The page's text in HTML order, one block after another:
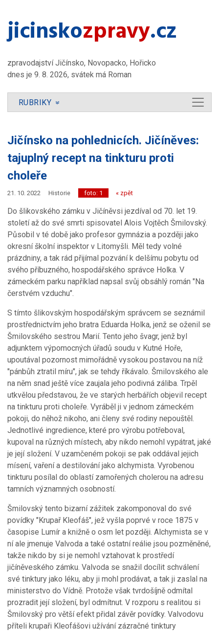
jicinsko​zpravy.cz
zpravodajství Jičínsko, Novopacko, Hořicko
dnes je 9. 8. 2026, svátek má Roman
RUBRIKY »
Jičínsko na pohlednicích. Jičíněves:
tajuplný recept na tinkturu proti
choleře
21. 10. 2022 Historie foto: 1 « zpět
Do šlikovského zámku v Jičíněvsi jezdíval od 70. let 19.
století až do své smrti spisovatel Alois Vojtěch Šmilovský.
Působil v té době jako profesor gymnázia a později jako
okresní školní inspektor v Litomyšli. Měl tedy volné
prázdniny, a tak rád přijímal pozvání k delšímu pobytu od
svého příbuzného, hospodářského správce Holka. V
zámeckém parku například napsal svůj obsáhlý román "Na
čerstvém vzduchu".
S tímto šlikovským hospodářským správcem se seznámil
prostřednictvím jeho bratra Eduarda Holka, jenž se oženil se
Šmilovského sestrou Marií. Tento jeho švagr, jenž byl
adjunktem výpomocných úřadů soudu v Kutné Hoře,
upoutával pozornost mimořádně vysokou postavou na níž
"pánbůh ztratil míru", jak se tehdy říkávalo. Šmilovského ale
na něm snad ještě více zaujala jeho podivná záliba. Trpěl
utkvělou představou, že ve starých herbářích objevil recept
na tinkturu proti choleře. Vyráběl ji v jednom zámeckém
pokoji, do něhož nikoho, ani členy své rodiny nepouštěl.
Jednotlivé ingredience, které pro výrobu potřeboval,
kupoval na různých místech, aby nikdo nemohl vypátrat, jaké
je její složení. V uzamčeném pokoji se pak oddával jejich
mísení, vaření a destilování jako alchymista. Vyrobenou
tinkturu posílal do oblastí zamořených cholerou na adresu
tamních významných osobností.
Šmilovský tento bizarní zážitek zakomponoval do své
povídky "Krupař Kleofáš", jež vyšla poprvé v roce 1875 v
časopise Lumír a knižně o osm let později. Alchymista se v
ní ale jmenuje Valvoda a také ostatní reálie jsou pozměněné,
takže nikdo by si je nemohl vztahovat k prostředí
jičíněveského zámku. Valvoda se snažil docílit schválení
své tinktury jako léku, aby ji mohl prodávat, a tak ji zaslal na
ministerstvo do Vídně. Protože však tvrdošíjně odmítal
prozradit její složení, byl odmítnut. V rozporu s realitou si
Šmilovský pro větší efekt přidal závěr povídky. Valvodovu
příteli krupaři Kleofášovi užívání zázračné tinktury